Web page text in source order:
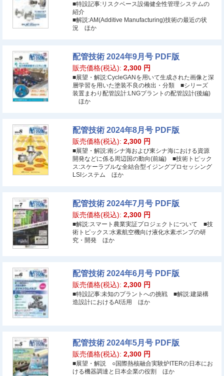
■特設記事:リスクベース設備健全性管理システムの
紹介
■解説:AM(Additive Manufacturing)技術の最近の状
況 ほか
配管技術 2024年9月号 PDF版
販売価格(税込): 2,300 円
■展望・解説:CycleGANを用いて生成された画像と深
層学習を用いた塗装不良の検出・分類 ■シリーズ
装置まわり配管設計:LNGプラントの配管設計(後編)
ほか
配管技術 2024年8月号 PDF版
販売価格(税込): 2,300 円
■展望・解説:南シナ海および東シナ海における資源
開発などに係る周辺国の動向(前編) ■技術トピック
ス:スケーラブルな全結合型イジングプロセッシング
LSIシステム ほか
配管技術 2024年7月号 PDF版
販売価格(税込): 2,300 円
■解説:スマート農業実証プロジェクトについて ■技
術トピックス:水素航空機向け液化水素ポンプの研
究・開発 ほか
配管技術 2024年6月号 PDF版
販売価格(税込): 2,300 円
■特設記事:未知のプラントへの挑戦 ■解説:建築構
造設計におけるAI活用 ほか
配管技術 2024年5月号 PDF版
販売価格(税込): 2,300 円
■展望・解説 ○国際熱核融合実験炉ITERの日本にお
ける機器調達と日本企業の役割 ほか